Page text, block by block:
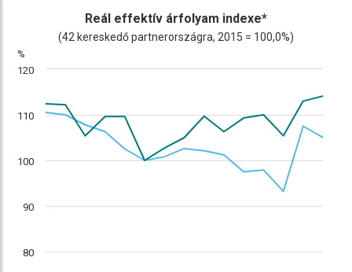
%
Reál effektív árfolyam indexe*
(42 kereskedő partnerországra, 2015 = 100,0%)
80
90
100
110
120